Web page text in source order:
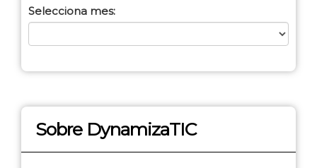
Selecciona mes:
Sobre DynamizaTIC